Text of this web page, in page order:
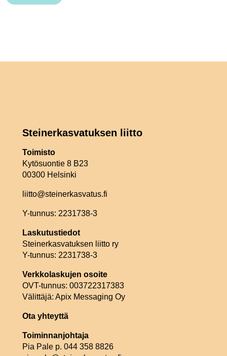
Steinerkasvatuksen liitto
Toimisto
Kytösuontie 8 B23
00300 Helsinki
liitto@steinerkasvatus.fi
Y-tunnus: 2231738-3
Laskutustiedot
Steinerkasvatuksen liitto ry
Y-tunnus: 2231738-3
Verkkolaskujen osoite
OVT-tunnus: 003722317383
Välittäjä: Apix Messaging Oy
Ota yhteyttä
Toiminnanjohtaja
Pia Pale p. 044 358 8826